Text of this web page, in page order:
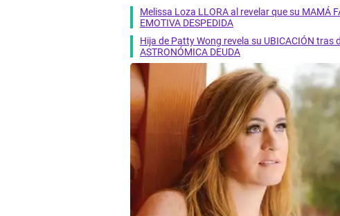
Melissa Loza LLORA al revelar que su MAMÁ
EMOTIVA DESPEDIDA
Hija de Patty Wong revela su UBICACIÓN
ASTRONÓMICA DEUDA